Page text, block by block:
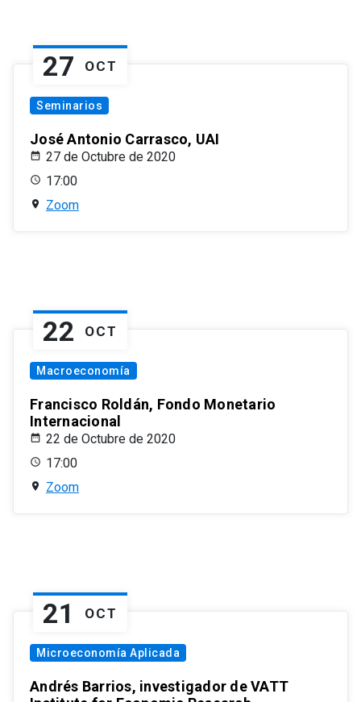
27 OCT
Seminarios
José Antonio Carrasco, UAI
27 de Octubre de 2020
17:00
Zoom
22 OCT
Macroeconomía
Francisco Roldán, Fondo Monetario
Internacional
22 de Octubre de 2020
17:00
Zoom
21 OCT
Microeconomía Aplicada
Andrés Barrios, investigador de VATT